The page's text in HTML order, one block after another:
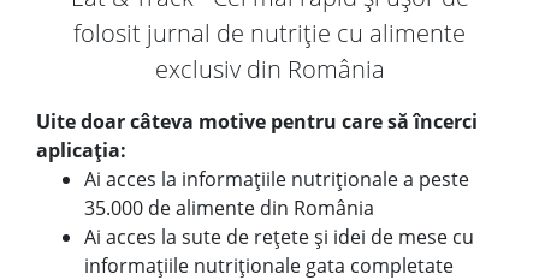
folosit jurnal de nutriție cu alimente
exclusiv din România
Uite doar câteva motive pentru care să încerci
aplicația:
Ai acces la informațiile nutriționale a peste
35.000 de alimente din România
Ai acces la sute de rețete și idei de mese cu
informațiile nutriționale gata completate